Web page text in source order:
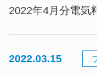
2022年4月分電気
2022.03.15